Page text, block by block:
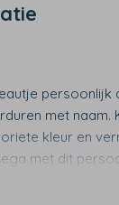
persoonlijk
met naam.
kleur en
met dit